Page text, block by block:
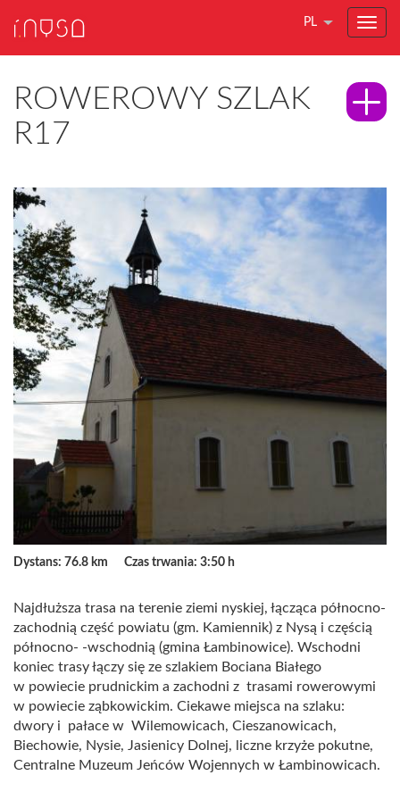
PL
ROWEROWY SZLAK
R17
Dystans: 76.8 km Czas trwania: 3:50 h
Najdłuższa trasa na terenie ziemi nyskiej, łącząca północno-
zachodnią część powiatu (gm. Kamiennik) z Nysą i częścią
północno- -wschodnią (gmina Łambinowice). Wschodni
koniec trasy łączy się ze szlakiem Bociana Białego
w powiecie prudnickim a zachodni z trasami rowerowymi
w powiecie ząbkowickim. Ciekawe miejsca na szlaku:
dwory i pałace w Wilemowicach, Cieszanowicach,
Biechowie, Nysie, Jasienicy Dolnej, liczne krzyże pokutne,
Centralne Muzeum Jeńców Wojennych w Łambinowicach.